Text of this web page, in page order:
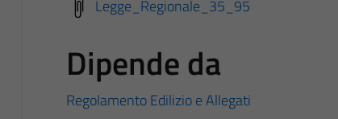
Legge_Regionale_35_95
Dipende da
Regolamento Edilizio e Allegati